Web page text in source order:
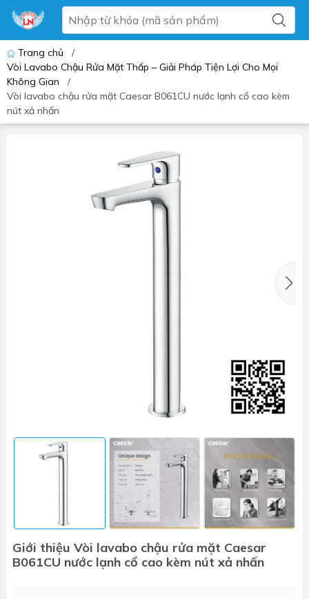
Trang chủ
/
Vòi Lavabo Chậu Rửa Mặt Thấp – Giải Pháp Tiện Lợi Cho Mọi
Không Gian
/
Vòi lavabo chậu rửa mặt Caesar B061CU nước lạnh cổ cao kèm
nút xả nhấn
Giới thiệu Vòi lavabo chậu rửa mặt Caesar
B061CU nước lạnh cổ cao kèm nút xả nhấn